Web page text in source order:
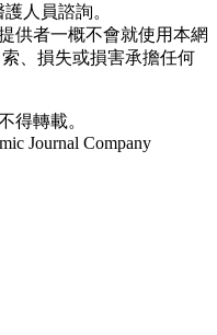
人員諮詢。
供者一概不會就使用本網
、損失或損害承擔任何
得轉載。
Journal Company